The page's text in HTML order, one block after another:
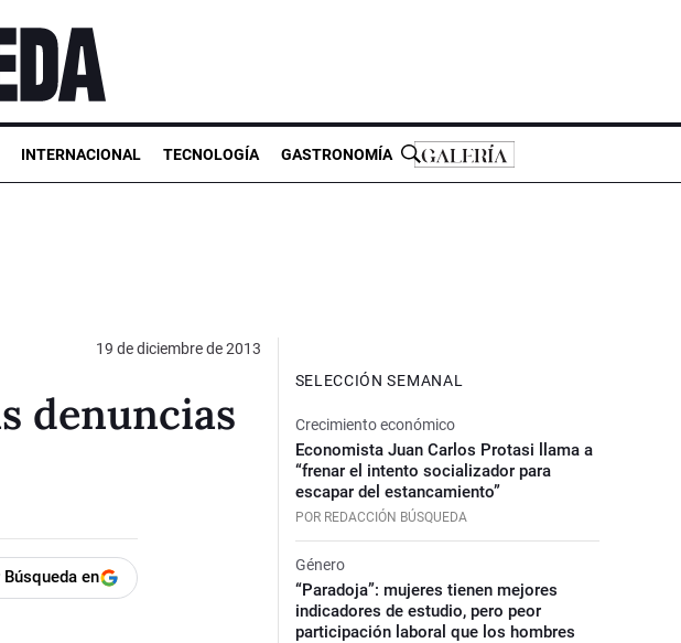
INTERNACIONAL TECNOLOGÍA GASTRONOMÍA
19 de diciembre de 2013
denuncias
en
SELECCIÓN SEMANAL
Crecimiento económico
Economista Juan Carlos Protasi llama a
“frenar el intento socializador para
escapar del estancamiento”
POR REDACCIÓN BÚSQUEDA
Género
“Paradoja”: mujeres tienen mejores
indicadores de estudio, pero peor
participación laboral que los hombres